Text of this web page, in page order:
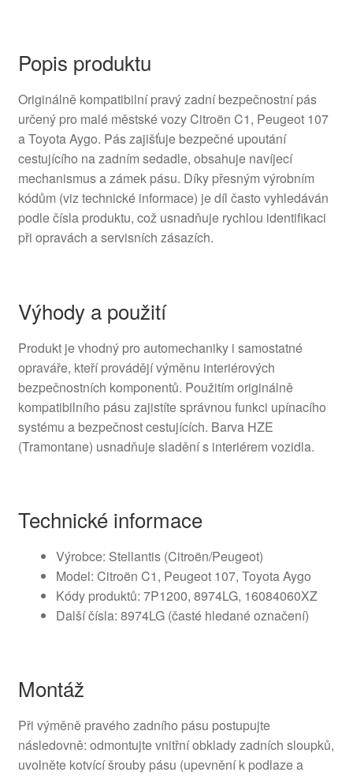
Popis produktu
Originálně kompatibilní pravý zadní bezpečnostní pás
určený pro malé městské vozy Citroën C1, Peugeot 107
a Toyota Aygo. Pás zajišťuje bezpečné upoutání
cestujícího na zadním sedadle, obsahuje navíjecí
mechanismus a zámek pásu. Díky přesným výrobním
kódům (viz technické informace) je díl často vyhledáván
podle čísla produktu, což usnadňuje rychlou identifikaci
při opravách a servisních zásazích.
Výhody a použití
Produkt je vhodný pro automechaniky i samostatné
opraváře, kteří provádějí výměnu interiérových
bezpečnostních komponentů. Použitím originálně
kompatibilního pásu zajistíte správnou funkci upínacího
systému a bezpečnost cestujících. Barva HZE
(Tramontane) usnadňuje sladění s interiérem vozidla.
Technické informace
Výrobce: Stellantis (Citroën/Peugeot)
Model: Citroën C1, Peugeot 107, Toyota Aygo
Kódy produktů: 7P1200, 8974LG, 16084060XZ
Další čísla: 8974LG (časté hledané označení)
Montáž
Při výměně pravého zadního pásu postupujte
následovně: odmontujte vnitřní obklady zadních sloupků,
uvolněte kotvící šrouby pásu (upevnění k podlaze a